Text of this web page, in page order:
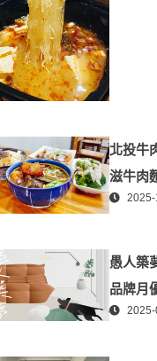
北投牛
滋牛肉
碗-媲美
北投美
愚人築
品牌月